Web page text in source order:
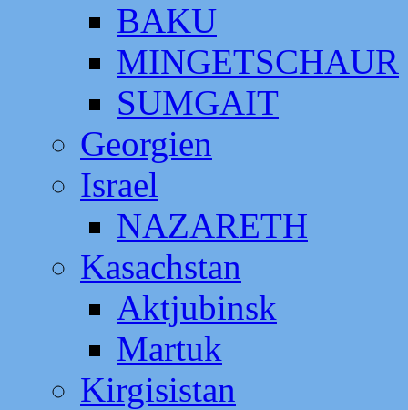
BAKU
MINGETSCHAUR
SUMGAIT
Georgien
Israel
NAZARETH
Kasachstan
Aktjubinsk
Martuk
Kirgisistan